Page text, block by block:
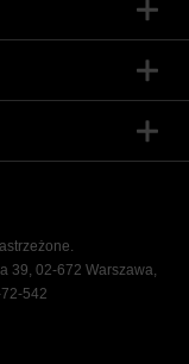
39, 02-672 Warszawa,
542